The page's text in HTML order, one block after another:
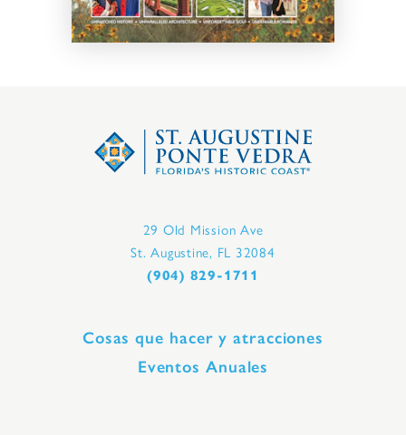
29 Old Mission Ave
St. Augustine, FL 32084
(904) 829-1711
Cosas que hacer y atracciones
Eventos Anuales